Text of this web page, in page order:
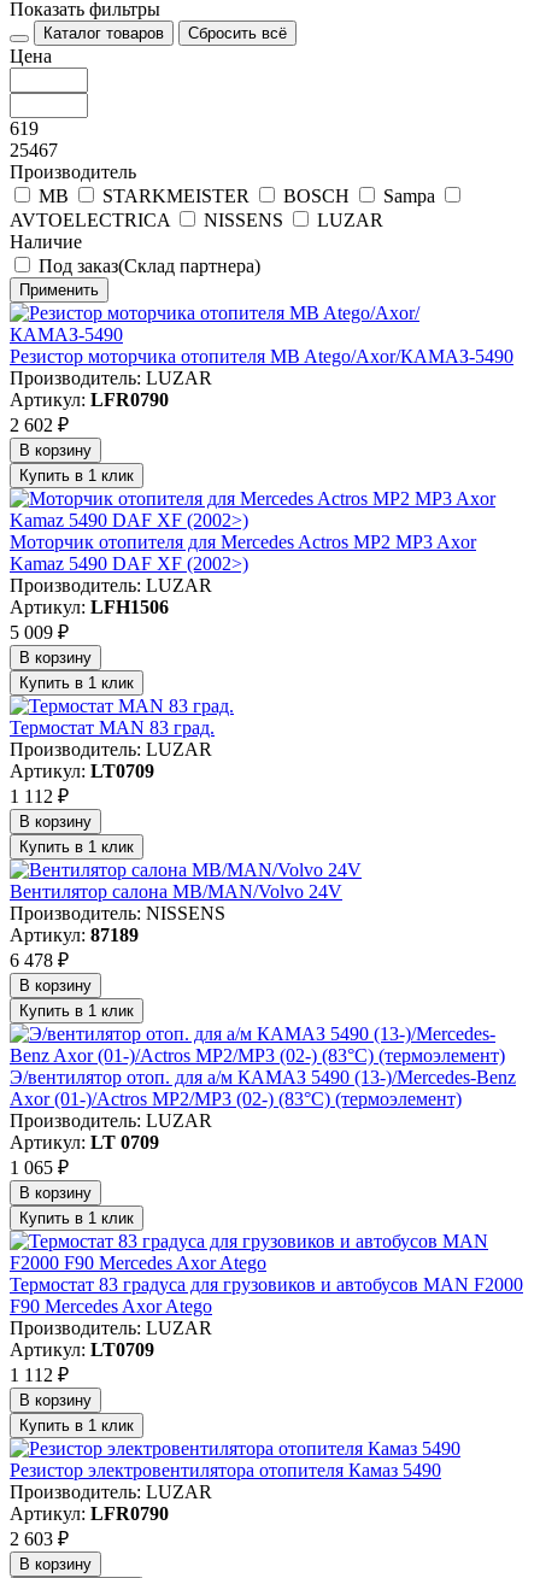
Показать фильтры
Каталог товаров Сбросить всё
Цена
619
25467
Производитель
MB
STARKMEISTER BOSCH
Sampa
AVTOELECTRICA
NISSENS
LUZAR
Наличие
Под заказ(Склад партнера)
Применить
Резистор моторчика отопителя MB Atego/Axor/КАМАЗ-5490
Производитель: LUZAR
Артикул: LFR0790
2 602 ₽
В корзину
Купить в 1 клик
Моторчик отопителя для Mercedes Actros MP2 MP3 Axor
Kamaz 5490 DAF XF (2002>)
Производитель: LUZAR
Артикул: LFH1506
5 009 ₽
В корзину
Купить в 1 клик
Термостат MAN 83 град.
Производитель: LUZAR
Артикул: LT0709
1 112 ₽
В корзину
Купить в 1 клик
Вентилятор салона MB/MAN/Volvo 24V
Производитель: NISSENS
Артикул: 87189
6 478 ₽
В корзину
Купить в 1 клик
Э/вентилятор отоп. для а/м КАМАЗ 5490 (13-)/Mercedes-Benz
Axor (01-)/Actros MP2/MP3 (02-) (83°С) (термоэлемент)
Производитель: LUZAR
Артикул: LT 0709
1 065 ₽
В корзину
Купить в 1 клик
Термостат 83 градуса для грузовиков и автобусов MAN F2000
F90 Mercedes Axor Atego
Производитель: LUZAR
Артикул: LT0709
1 112 ₽
В корзину
Купить в 1 клик
Резистор электровентилятора отопителя Камаз 5490
Производитель: LUZAR
Артикул: LFR0790
2 603 ₽
В корзину